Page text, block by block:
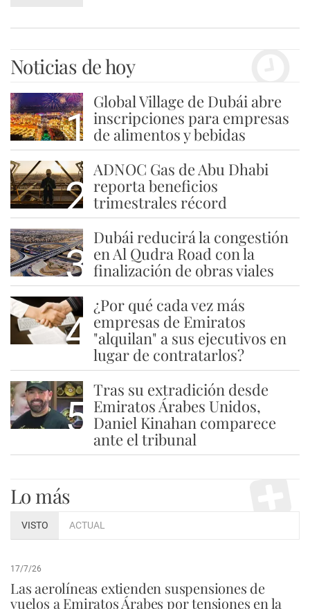
Noticias de hoy
1
Global Village de Dubái abre
inscripciones para empresas
de alimentos y bebidas
2
ADNOC Gas de Abu Dhabi
reporta beneficios
trimestrales récord
3
Dubái reducirá la congestión
en Al Qudra Road con la
finalización de obras viales
4
¿Por qué cada vez más
empresas de Emiratos
"alquilan" a sus ejecutivos en
lugar de contratarlos?
5
Tras su extradición desde
Emiratos Árabes Unidos,
Daniel Kinahan comparece
ante el tribunal
Lo más
VISTO ACTUAL
17/7/26
Las aerolíneas extienden suspensiones de
vuelos a Emiratos Árabes por tensiones en la